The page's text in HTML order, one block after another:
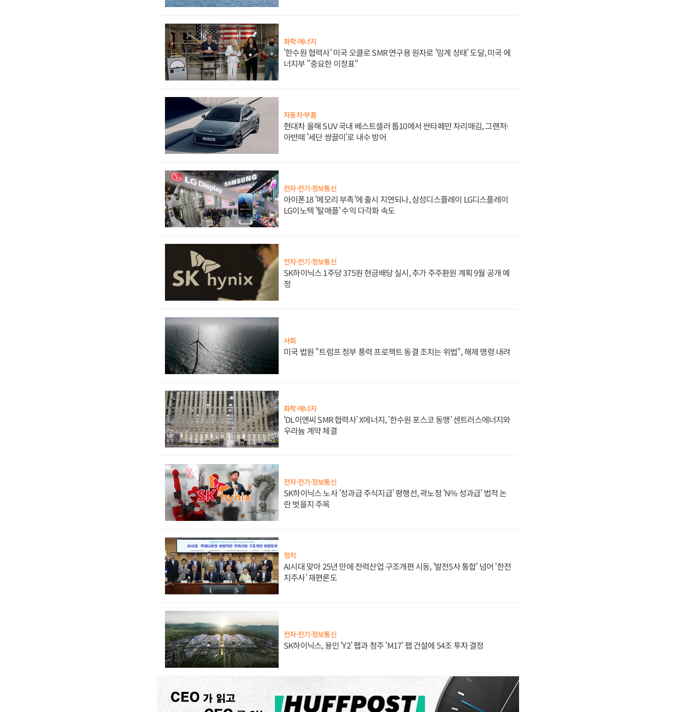
화학·에너지
'한수원 협력사' 미국 오클로 SMR 연구용 원자로 '임계 상태' 도달, 미국 에
너지부 "중요한 이정표"
자동차·부품
현대차 올해 SUV 국내 베스트셀러 톱10에서 싼타페만 자리매김, 그랜저·
아반떼 '세단 쌍끌이'로 내수 방어
전자·전기·정보통신
아이폰18 '메모리 부족'에 출시 지연되나, 삼성디스플레이 LG디스플레이
LG이노텍 '탈애플' 수익 다각화 속도
전자·전기·정보통신
SK하이닉스 1주당 375원 현금배당 실시, 추가 주주환원 계획 9월 공개 예
정
사회
미국 법원 "트럼프 정부 풍력 프로젝트 동결 조치는 위법", 해제 명령 내려
화학·에너지
'DL이앤씨 SMR 협력사' X에너지, '한수원 포스코 동맹' 센트러스에너지와
우라늄 계약 체결
전자·전기·정보통신
SK하이닉스 노사 '성과급 주식지급' 평행선, 곽노정 'N% 성과급' 법적 논
란 벗을지 주목
정치
AI시대 맞아 25년 만에 전력산업 구조개편 시동, '발전5사 통합' 넘어 '한전
지주사' 재편론도
전자·전기·정보통신
SK하이닉스, 용인 'Y2' 팹과 청주 'M17' 팹 건설에 54조 투자 결정